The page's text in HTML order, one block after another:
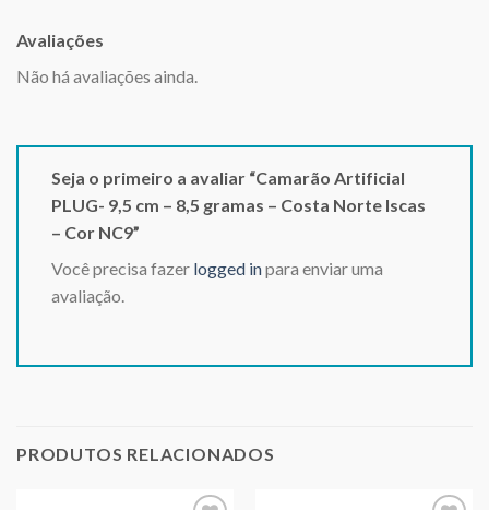
Avaliações
Não há avaliações ainda.
Seja o primeiro a avaliar “Camarão Artificial
PLUG- 9,5 cm – 8,5 gramas – Costa Norte Iscas
– Cor NC9”
Você precisa fazer logged inpara enviar uma
avaliação.
PRODUTOS RELACIONADOS